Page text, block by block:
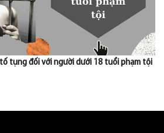
tụng đối với người dưới 18 tuổi phạm tội